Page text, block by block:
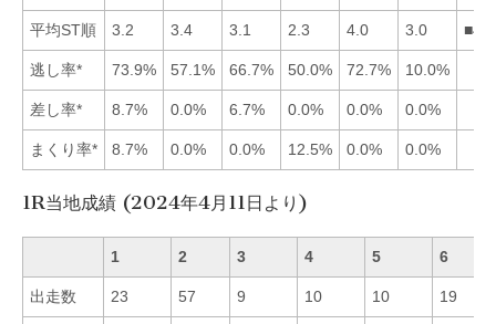
平均ST順 3.2 3.4 3.1 2.3 4.0 3.0
逃し率* 73.9% 57.1% 66.7% 50.0% 72.7% 10.0%
差し率* 8.7% 0.0% 6.7% 0.0% 0.0% 0.0%
まくり率* 8.7% 0.0% 0.0% 12.5% 0.0% 0.0%
1R当地成績 (2024年4月11日より)
1 2 3 4 5 6
出走数 23 57 9 10 10 19